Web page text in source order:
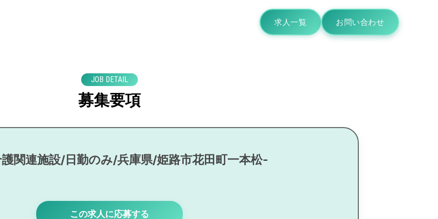
求人一覧 お問い合わせ
JOB DETAIL
募集要項
関連施設/日勤のみ/兵庫県/姫路市花田町一本松-
この求人に応募する